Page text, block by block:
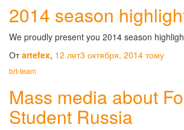
2014 season
We proudly present you 2014 season
Отartefex, 12 лет3 октября, 2014 тому
brt-team
Mass media about
Student Russia